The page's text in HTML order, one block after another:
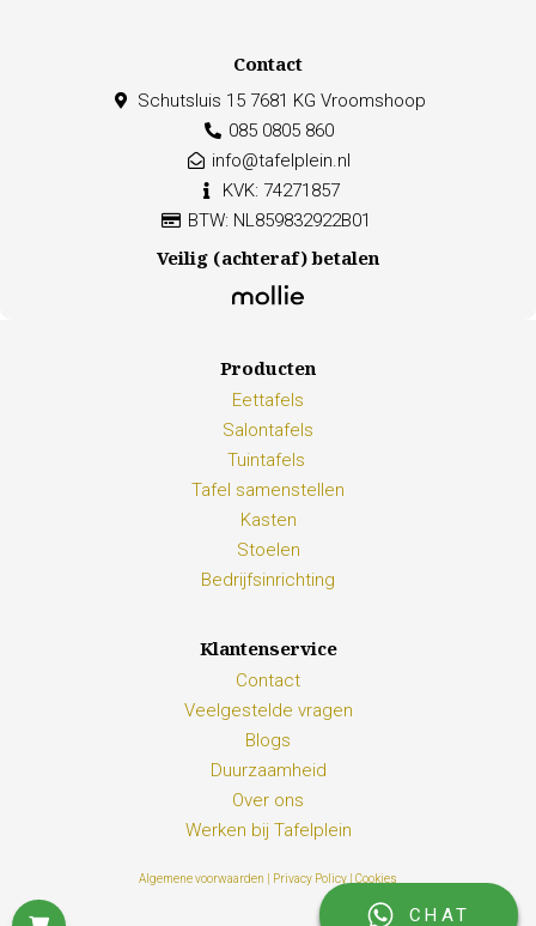
CHAT
Contact
Schutsluis 15 7681 KG Vroomshoop
085 0805 860
info@tafelplein.nl
KVK: 74271857
BTW: NL859832922B01
Veilig (achteraf) betalen
Producten
Eettafels
Salontafels
Tuintafels
Tafel samenstellen
Kasten
Stoelen
Bedrijfsinrichting
Klantenservice
Contact
Veelgestelde vragen
Blogs
Duurzaamheid
Over ons
Werken bij Tafelplein
Algemene voorwaarden | Privacy Policy | Cookies